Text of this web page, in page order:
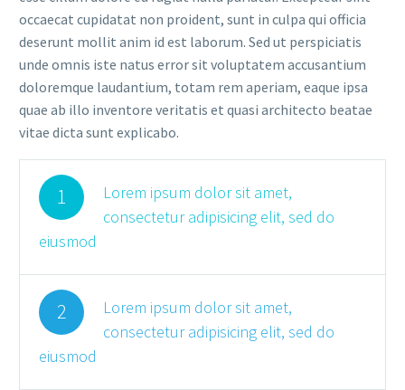
occaecat cupidatat non proident, sunt in culpa qui officia
deserunt mollit anim id est laborum. Sed ut perspiciatis
unde omnis iste natus error sit voluptatem accusantium
doloremque laudantium, totam rem aperiam, eaque ipsa
quae ab illo inventore veritatis et quasi architecto beatae
vitae dicta sunt explicabo.
1
Lorem ipsum dolor sit amet,
consectetur adipisicing elit, sed do
eiusmod
2
Lorem ipsum dolor sit amet,
consectetur adipisicing elit, sed do
eiusmod